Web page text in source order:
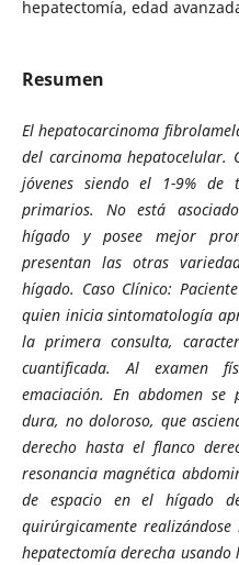
hepatectomía, edad
Resumen
El hepatocarcinoma
del carcinoma hepatocelular.
jóvenes siendo el 1-9% de
primarios. No está
hígado y posee mejor
presentan las otras
hígado. Caso Clínico:
quien inicia sintomatología
la primera consulta,
cuantificada. Al examen
emaciación. En abdomen
dura, no doloroso, que
derecho hasta el flanco
resonancia magnética
de espacio en el hígado
quirúrgicamente
hepatectomía derecha usando